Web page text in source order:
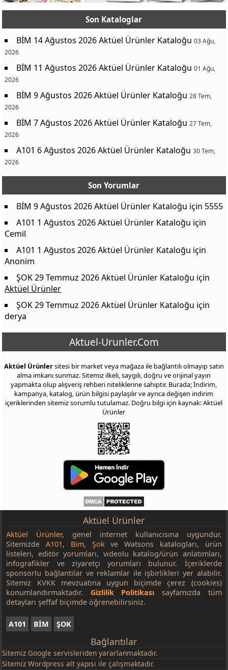
Son Kataloglar
BİM 14 Ağustos 2026 Aktüel Ürünler Kataloğu 03 Ağu,
2026
BİM 11 Ağustos 2026 Aktüel Ürünler Kataloğu 01 Ağu,
2026
BİM 9 Ağustos 2026 Aktüel Ürünler Kataloğu 28 Tem,
2026
BİM 7 Ağustos 2026 Aktüel Ürünler Kataloğu 27 Tem,
2026
A101 6 Ağustos 2026 Aktüel Ürünler Kataloğu 30 Tem,
2026
Son Yorumlar
BİM 9 Ağustos 2026 Aktüel Ürünler Kataloğu için 5555
A101 1 Ağustos 2026 Aktüel Ürünler Kataloğu için
Cemil
A101 1 Ağustos 2026 Aktüel Ürünler Kataloğu için
Anonim
ŞOK 29 Temmuz 2026 Aktüel Ürünler Kataloğu için
Aktüel Ürünler
ŞOK 29 Temmuz 2026 Aktüel Ürünler Kataloğu için
derya
Aktuel-Urunler.Com
Aktüel Ürünlersitesi bir market veya mağaza ile bağlantılı olmayıp satın
alma imkanı sunmaz. Sitemiz ilkeli, saygılı, doğru ve orijinal yayın
yapmakta olup alışveriş rehberi niteliklerine sahiptir. Burada; İndirim,
kampanya, katalog, ürün bilgisi paylaşılır ve ayrıca değişen indirim
içeriklerinden sitemiz sorumlu tutulamaz. Doğru bilgi için kaynak: Aktüel
Ürünler
Aktüel Ürünler
Aktüel Ürünler, genel internet kullanıcısına uygundur.
SitemizdeA101, Bim, Şokve Watsons katalogları, ürün
listeleri, editör yorumları, videolu katalog/ürün anlatımları,
infografikler ve ziyaretçi yorumları bulunur. İçeriklerde
sponsorlu bağlantılar ve reklamlar ile işbirlikleri yer alabilir.
Sitemiz KVKK mevzuatına uygun biçimde çerez (cookies)
konumlandırmaktadır. Gizlilik Politikası sayfamızda tüm
detayları şeffaf biçimde öğrenebilirsiniz.
A101 BİM ŞOK
Bağlantılar
Sitemiz Google servisleriden yararlanmaktadır.
Sitemiz Wordpress alt yapısı ile çalışmaktadır.